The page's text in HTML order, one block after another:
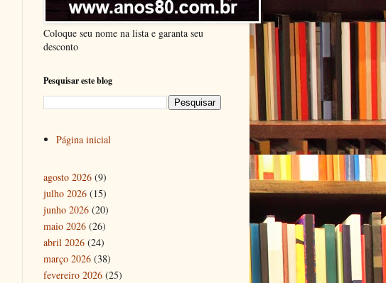
Coloque seu nome na lista e garanta seu
desconto
Pesquisar este blog
Página inicial
agosto 2026 (9)
julho 2026 (15)
junho 2026 (20)
maio 2026 (26)
abril 2026 (24)
março 2026 (38)
fevereiro 2026 (25)